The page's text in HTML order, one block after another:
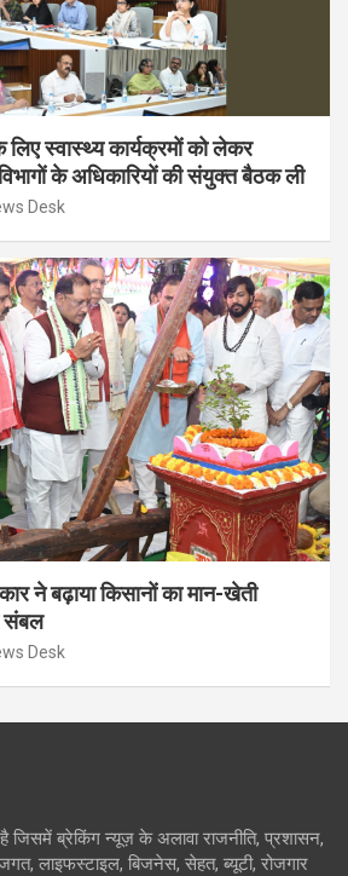
स्वास्थ्य कार्यक्रमों को लेकर
के अधिकारियों की संयुक्त बैठक ली
Desk
ने बढ़ाया किसानों का मान-खेती
संबल
Desk
जिसमें ब्रेकिंग न्यूज़ के अलावा राजनीति, प्रशासन,
लाइफस्टाइल, बिजनेस, सेहत, ब्यूटी, रोजगार